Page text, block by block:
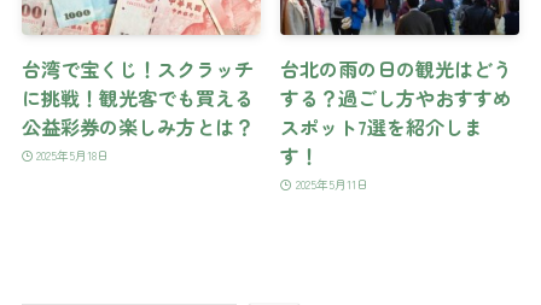
台湾で宝くじ！スクラッチ
に挑戦！観光客でも買える
公益彩券の楽しみ方とは？
2025年5月18日
台北の雨の日の観光はどう
する？過ごし方やおすすめ
スポット7選を紹介しま
す！
2025年5月11日